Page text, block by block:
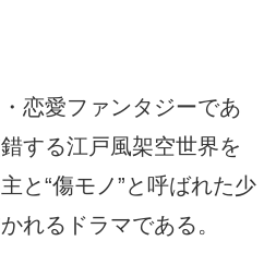
恋愛ファンタジーであ
する江戸風架空世界を
と“傷モノ”と呼ばれた少
れるドラマである。